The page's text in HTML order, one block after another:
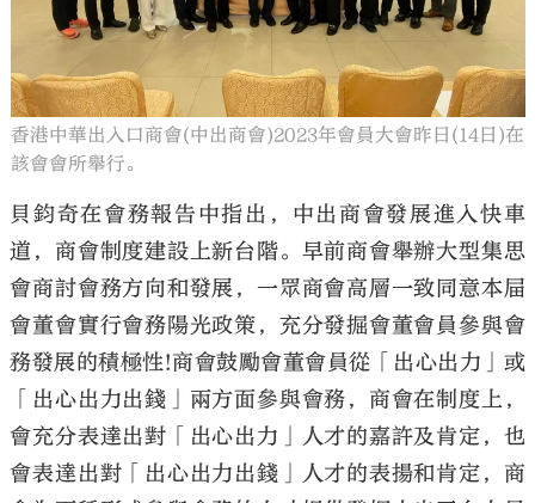
香港中華出入口商會(中出商會)2023年會員大會昨日(14日)在
該會會所舉行。
貝鈞奇在會務報告中指出，中出商會發展進入快車
道，商會制度建設上新台階。早前商會舉辦大型集思
會商討會務方向和發展，一眾商會高層一致同意本屇
會董會實行會務陽光政策，充分發掘會董會員參與會
務發展的積極性!商會鼓勵會董會員從「出心出力」或
「出心出力出錢」兩方面參與會務，商會在制度上，
會充分表達出對「出心出力」人才的嘉許及肯定，也
會表達出對「出心出力出錢」人才的表揚和肯定，商